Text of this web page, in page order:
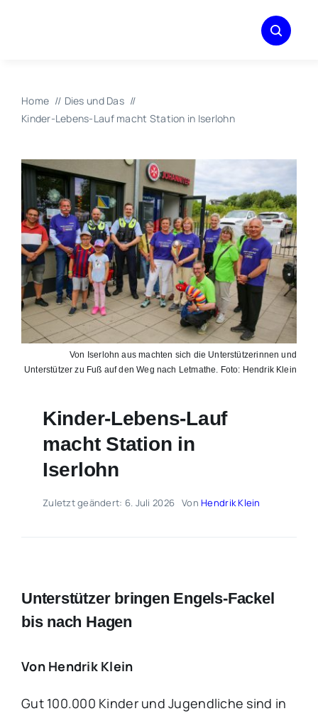
Home
Dies und Das
Kinder-Lebens-Lauf macht Station in Iserlohn
Von Iserlohn aus machten sich die Unterstützerinnen und
Unterstützer zu Fuß auf den Weg nach Letmathe. Foto: Hendrik Klein
Kinder-Lebens-Lauf
macht Station in
Iserlohn
Zuletzt geändert: 6. Juli 2026 VonHendrik Klein
Unterstützer bringen Engels-Fackel
bis nach Hagen
Von Hendrik Klein
Gut 100.000 Kinder und Jugendliche sind in